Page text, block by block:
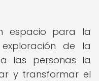
espacio para la
de la
las personas la
y transformar el